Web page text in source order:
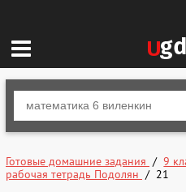
Готовые домашние задания 9
рабочая тетрадь Подолян
21